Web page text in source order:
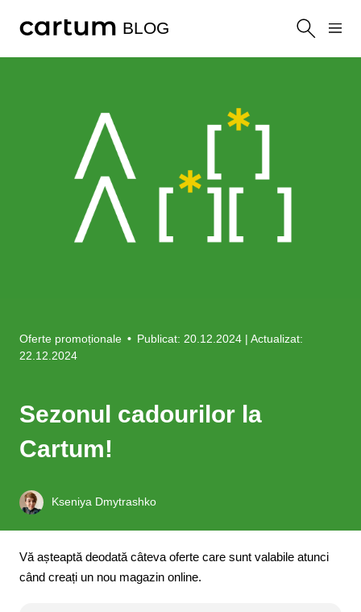
BLOG
Oferte promoționale • Publicat: 20.12.2024 | Actualizat:
22.12.2024
Sezonul cadourilor la
Cartum!
Kseniya Dmytrashko
Vă așteaptă deodată câteva oferte care sunt valabile atunci
când creați un nou magazin online.